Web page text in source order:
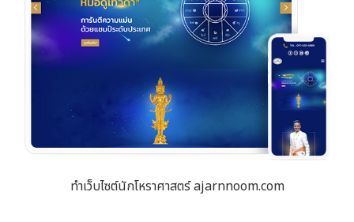
ทำเว็บไซต์นักโหราศาสตร์ ajarnnoom.com